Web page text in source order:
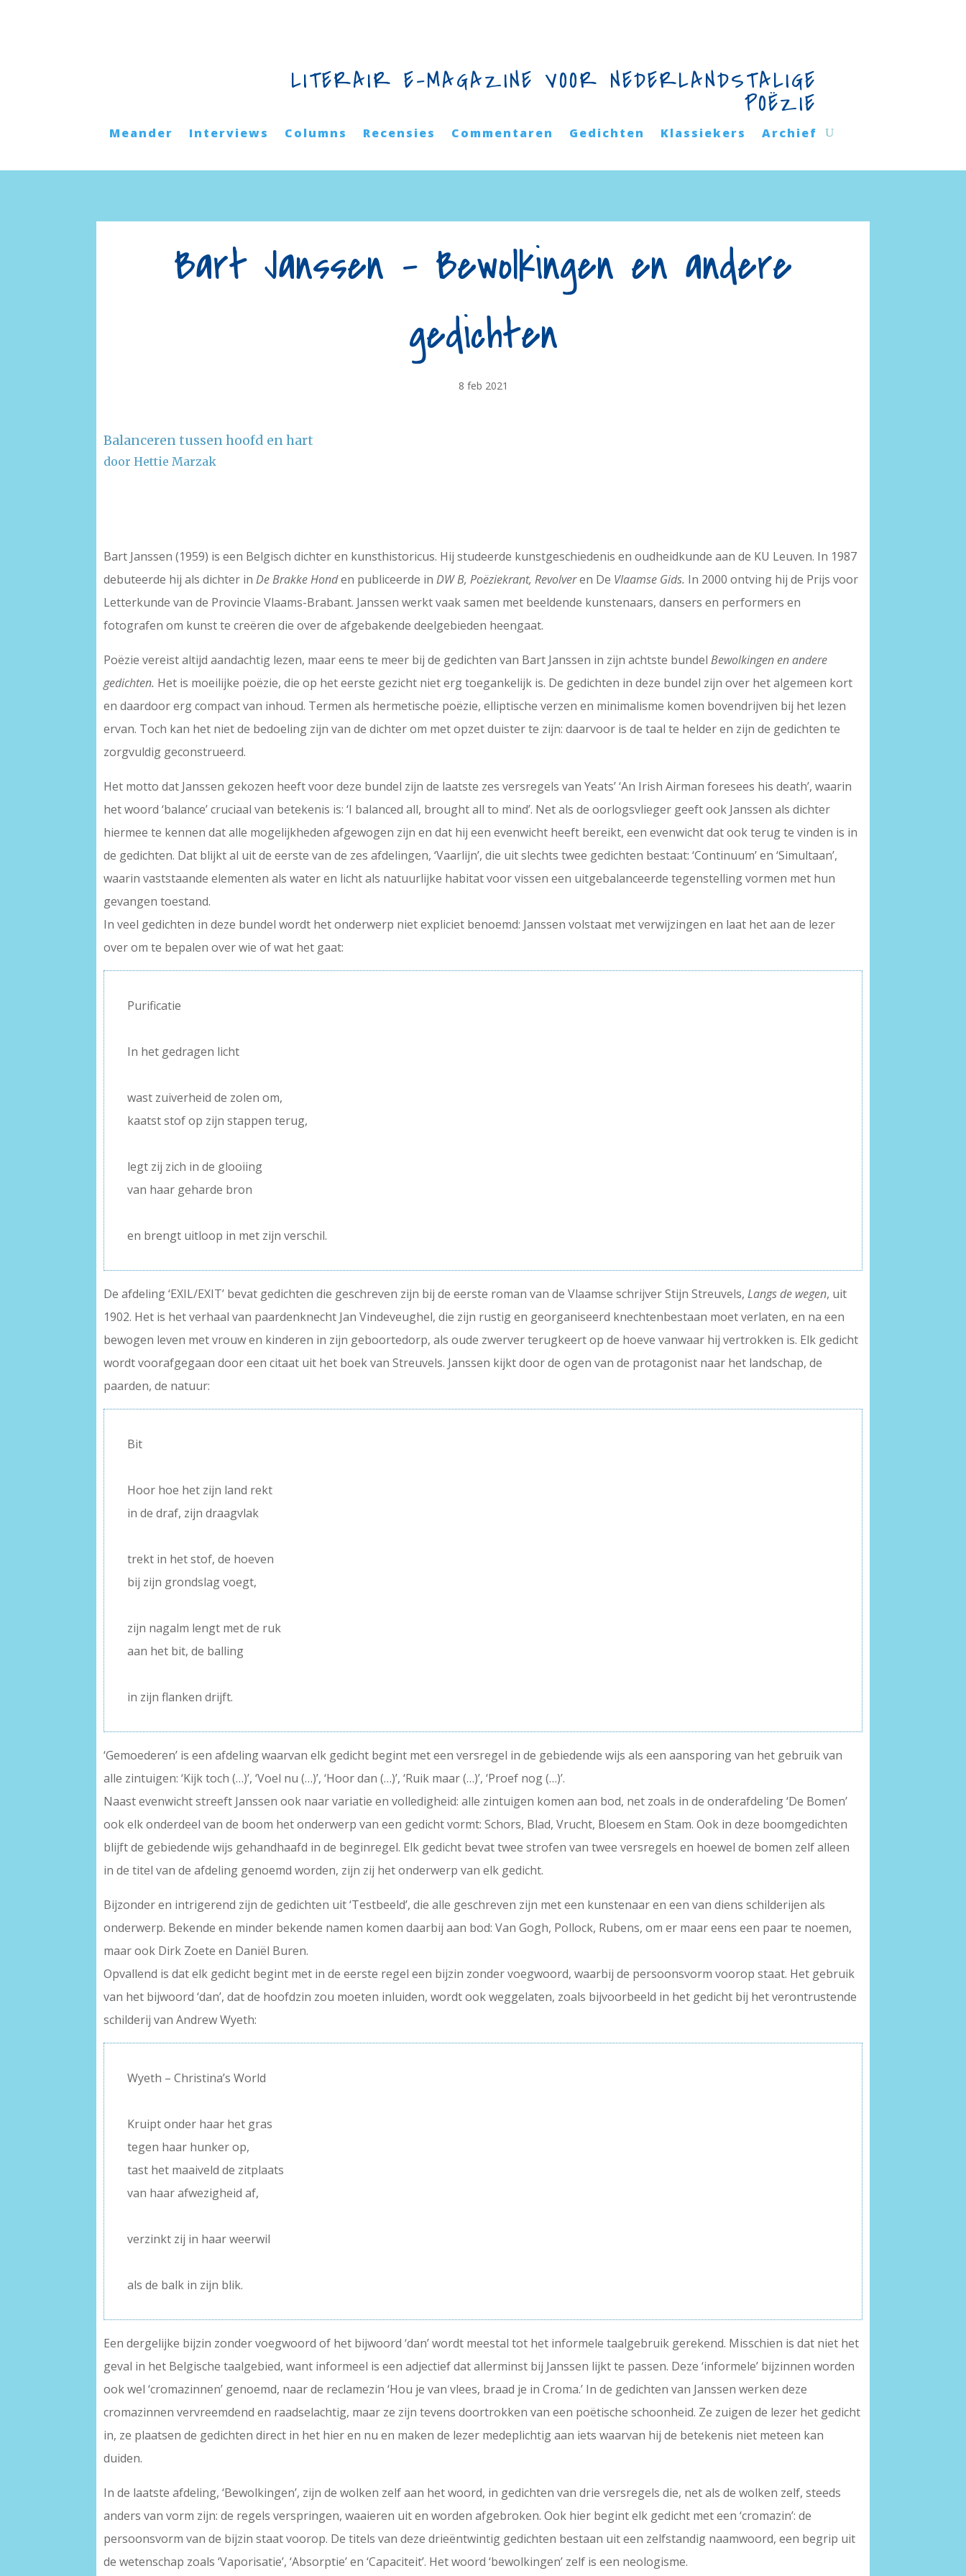
LITERAIR E-MAGAZINE VOOR NEDERLANDSTALIGE
POËZIE
Meander Interviews Columns Recensies Commentaren Gedichten Klassiekers Archief
Bart Janssen – Bewolkingen en andere
gedichten
8 feb 2021
Balanceren tussen hoofd en hart
door Hettie Marzak
Bart Janssen (1959) is een Belgisch dichter en kunsthistoricus. Hij studeerde kunstgeschiedenis en oudheidkunde aan de KU Leuven. In 1987
debuteerde hij als dichter inDe Brakke Honden publiceerde inDW B, Poëziekrant, Revolveren De Vlaamse Gids. In 2000 ontving hij de Prijs voor
Letterkunde van de Provincie Vlaams-Brabant. Janssen werkt vaak samen met beeldende kunstenaars, dansers en performers en
fotografen om kunst te creëren die over de afgebakende deelgebieden heengaat.
Poëzie vereist altijd aandachtig lezen, maar eens te meer bij de gedichten van Bart Janssen in zijn achtste bundelBewolkingen en andere
gedichten. Het is moeilijke poëzie, die op het eerste gezicht niet erg toegankelijk is. De gedichten in deze bundel zijn over het algemeen kort
en daardoor erg compact van inhoud. Termen als hermetische poëzie, elliptische verzen en minimalisme komen bovendrijven bij het lezen
ervan. Toch kan het niet de bedoeling zijn van de dichter om met opzet duister te zijn: daarvoor is de taal te helder en zijn de gedichten te
zorgvuldig geconstrueerd.
Het motto dat Janssen gekozen heeft voor deze bundel zijn de laatste zes versregels van Yeats’ ‘An Irish Airman foresees his death’, waarin
het woord ‘balance’ cruciaal van betekenis is: ‘I balanced all, brought all to mind’. Net als de oorlogsvlieger geeft ook Janssen als dichter
hiermee te kennen dat alle mogelijkheden afgewogen zijn en dat hij een evenwicht heeft bereikt, een evenwicht dat ook terug te vinden is in
de gedichten. Dat blijkt al uit de eerste van de zes afdelingen, ‘Vaarlijn’, die uit slechts twee gedichten bestaat: ‘Continuum’ en ‘Simultaan’,
waarin vaststaande elementen als water en licht als natuurlijke habitat voor vissen een uitgebalanceerde tegenstelling vormen met hun
gevangen toestand.
In veel gedichten in deze bundel wordt het onderwerp niet expliciet benoemd: Janssen volstaat met verwijzingen en laat het aan de lezer
over om te bepalen over wie of wat het gaat:
Purificatie
In het gedragen licht
wast zuiverheid de zolen om,
kaatst stof op zijn stappen terug,
legt zij zich in de glooiing
van haar geharde bron
en brengt uitloop in met zijn verschil.
De afdeling ‘EXIL/EXIT’ bevat gedichten die geschreven zijn bij de eerste roman van de Vlaamse schrijver Stijn Streuvels,Langs de wegen, uit
1902. Het is het verhaal van paardenknecht Jan Vindeveughel, die zijn rustig en georganiseerd knechtenbestaan moet verlaten, en na een
bewogen leven met vrouw en kinderen in zijn geboortedorp, als oude zwerver terugkeert op de hoeve vanwaar hij vertrokken is. Elk gedicht
wordt voorafgegaan door een citaat uit het boek van Streuvels. Janssen kijkt door de ogen van de protagonist naar het landschap, de
paarden, de natuur:
Bit
Hoor hoe het zijn land rekt
in de draf, zijn draagvlak
trekt in het stof, de hoeven
bij zijn grondslag voegt,
zijn nagalm lengt met de ruk
aan het bit, de balling
in zijn flanken drijft.
‘Gemoederen’ is een afdeling waarvan elk gedicht begint met een versregel in de gebiedende wijs als een aansporing van het gebruik van
alle zintuigen: ‘Kijk toch (…)’, ‘Voel nu (…)’, ‘Hoor dan (…)’, ‘Ruik maar (…)’, ‘Proef nog (…)’.
Naast evenwicht streeft Janssen ook naar variatie en volledigheid: alle zintuigen komen aan bod, net zoals in de onderafdeling ‘De Bomen’
ook elk onderdeel van de boom het onderwerp van een gedicht vormt: Schors, Blad, Vrucht, Bloesem en Stam. Ook in deze boomgedichten
blijft de gebiedende wijs gehandhaafd in de beginregel. Elk gedicht bevat twee strofen van twee versregels en hoewel de bomen zelf alleen
in de titel van de afdeling genoemd worden, zijn zij het onderwerp van elk gedicht.
Bijzonder en intrigerend zijn de gedichten uit ‘Testbeeld’, die alle geschreven zijn met een kunstenaar en een van diens schilderijen als
onderwerp. Bekende en minder bekende namen komen daarbij aan bod: Van Gogh, Pollock, Rubens, om er maar eens een paar te noemen,
maar ook Dirk Zoete en Daniël Buren.
Opvallend is dat elk gedicht begint met in de eerste regel een bijzin zonder voegwoord, waarbij de persoonsvorm voorop staat. Het gebruik
van het bijwoord ‘dan’, dat de hoofdzin zou moeten inluiden, wordt ook weggelaten, zoals bijvoorbeeld in het gedicht bij het verontrustende
schilderij van Andrew Wyeth:
Wyeth – Christina’s World
Kruipt onder haar het gras
tegen haar hunker op,
tast het maaiveld de zitplaats
van haar afwezigheid af,
verzinkt zij in haar weerwil
als de balk in zijn blik.
Een dergelijke bijzin zonder voegwoord of het bijwoord ‘dan’ wordt meestal tot het informele taalgebruik gerekend. Misschien is dat niet het
geval in het Belgische taalgebied, want informeel is een adjectief dat allerminst bij Janssen lijkt te passen. Deze ‘informele’ bijzinnen worden
ook wel ‘cromazinnen’ genoemd, naar de reclamezin ‘Hou je van vlees, braad je in Croma.’ In de gedichten van Janssen werken deze
cromazinnen vervreemdend en raadselachtig, maar ze zijn tevens doortrokken van een poëtische schoonheid. Ze zuigen de lezer het gedicht
in, ze plaatsen de gedichten direct in het hier en nu en maken de lezer medeplichtig aan iets waarvan hij de betekenis niet meteen kan
duiden.
In de laatste afdeling, ‘Bewolkingen’, zijn de wolken zelf aan het woord, in gedichten van drie versregels die, net als de wolken zelf, steeds
anders van vorm zijn: de regels verspringen, waaieren uit en worden afgebroken. Ook hier begint elk gedicht met een ‘cromazin’: de
persoonsvorm van de bijzin staat voorop. De titels van deze drieëntwintig gedichten bestaan uit een zelfstandig naamwoord, een begrip uit
de wetenschap zoals ‘Vaporisatie’, ‘Absorptie’ en ‘Capaciteit’. Het woord ‘bewolkingen’ zelf is een neologisme.